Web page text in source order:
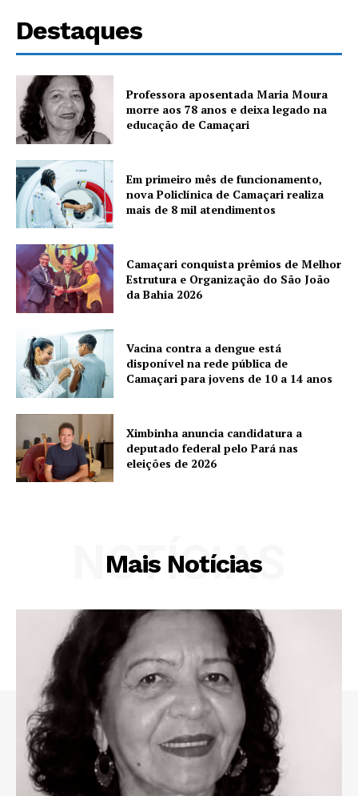
Destaques
Professora aposentada Maria Moura
morre aos 78 anos e deixa legado na
educação de Camaçari
Em primeiro mês de funcionamento,
nova Policlínica de Camaçari realiza
mais de 8 mil atendimentos
Camaçari conquista prêmios de Melhor
Estrutura e Organização do São João
da Bahia 2026
Vacina contra a dengue está
disponível na rede pública de
Camaçari para jovens de 10 a 14 anos
Ximbinha anuncia candidatura a
deputado federal pelo Pará nas
eleições de 2026
Mais Notícias
NOTÍCIAS